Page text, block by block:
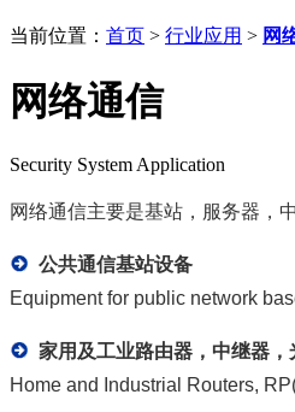
当前位置： 首页 > 行业应用 > 网
网络通信
Security System Application
网络通信主要是基站，服务器，
公共通信基站设备
Equipment for public network
家用及工业路由器，中继器
Home and Industrial Routers,